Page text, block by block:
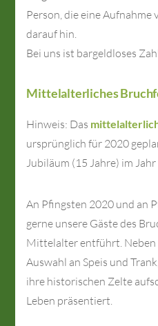
Person, die eine
darauf hin.
Bei uns ist bargeldloses
Mittelalterliches
Hinweis: Das
ursprünglich für 2020
Jubiläum (15 Jahre) im
An Pfingsten 2020 und an
gerne unsere Gäste des
Mittelalter entführt. Neben
Auswahl an Speis und
ihre historischen Zelte
Leben präsentiert.